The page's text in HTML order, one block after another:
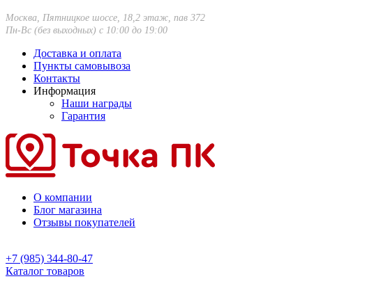
Москва, Пятницкое шоссе, 18,2 этаж, пав 372
Пн-Вс (без выходных) с 10:00 до 19:00
Доставка и оплата
Пункты самовывоза
Контакты
Информация
Наши награды
Гарантия
О компании
Блог магазина
Отзывы покупателей
+7 (985) 344-80-47
Каталог товаров